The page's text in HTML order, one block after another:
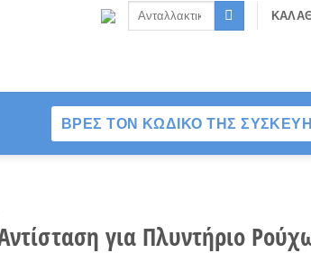
Αναζήτηση
ΒΡΕΣ ΤΟΝ ΚΩΔΙΚΟ ΤΗΣ
για Πλυντήριο